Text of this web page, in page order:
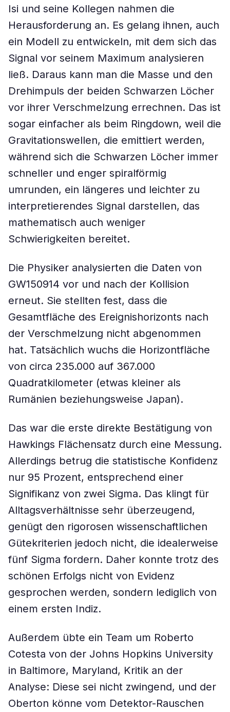
Isi und seine Kollegen nahmen die
Herausforderung an. Es gelang ihnen, auch
ein Modell zu entwickeln, mit dem sich das
Signal vor seinem Maximum analysieren
ließ. Daraus kann man die Masse und den
Drehimpuls der beiden Schwarzen Löcher
vor ihrer Verschmelzung errechnen. Das ist
sogar einfacher als beim Ringdown, weil die
Gravitationswellen, die emittiert werden,
während sich die Schwarzen Löcher immer
schneller und enger spiralförmig
umrunden, ein längeres und leichter zu
interpretierendes Signal darstellen, das
mathematisch auch weniger
Schwierigkeiten bereitet.
Die Physiker analysierten die Daten von
GW150914 vor und nach der Kollision
erneut. Sie stellten fest, dass die
Gesamtfläche des Ereignishorizonts nach
der Verschmelzung nicht abgenommen
hat. Tatsächlich wuchs die Horizontfläche
von circa 235.000 auf 367.000
Quadratkilometer (etwas kleiner als
Rumänien beziehungsweise Japan).
Das war die erste direkte Bestätigung von
Hawkings Flächensatz durch eine Messung.
Allerdings betrug die statistische Konfidenz
nur 95 Prozent, entsprechend einer
Signifikanz von zwei Sigma. Das klingt für
Alltagsverhältnisse sehr überzeugend,
genügt den rigorosen wissenschaftlichen
Gütekriterien jedoch nicht, die idealerweise
fünf Sigma fordern. Daher konnte trotz des
schönen Erfolgs nicht von Evidenz
gesprochen werden, sondern lediglich von
einem ersten Indiz.
Außerdem übte ein Team um Roberto
Cotesta von der Johns Hopkins University
in Baltimore, Maryland, Kritik an der
Analyse: Diese sei nicht zwingend, und der
Oberton könne vom Detektor-Rauschen